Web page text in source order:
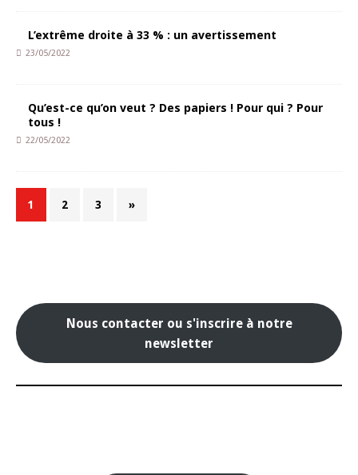
L’extrême droite à 33 % : un avertissement
23/05/2022
Qu’est-ce qu’on veut ? Des papiers ! Pour qui ? Pour
tous !
22/05/2022
1 2 3 »
Nous contacter ou s'inscrire à notre
newsletter